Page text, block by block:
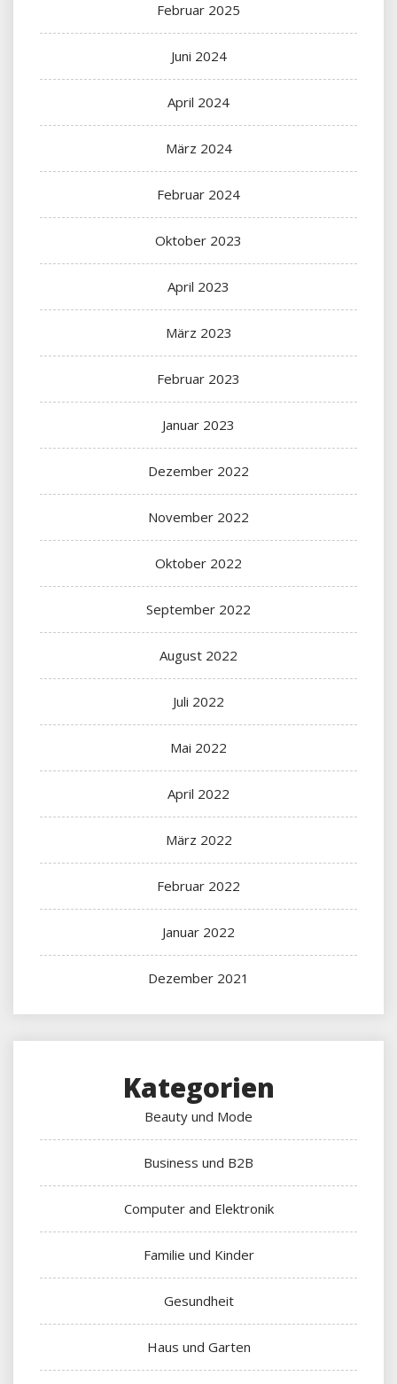
Februar 2025
Juni 2024
April 2024
März 2024
Februar 2024
Oktober 2023
April 2023
März 2023
Februar 2023
Januar 2023
Dezember 2022
November 2022
Oktober 2022
September 2022
August 2022
Juli 2022
Mai 2022
April 2022
März 2022
Februar 2022
Januar 2022
Dezember 2021
Kategorien
Beauty und Mode
Business und B2B
Computer and Elektronik
Familie und Kinder
Gesundheit
Haus und Garten